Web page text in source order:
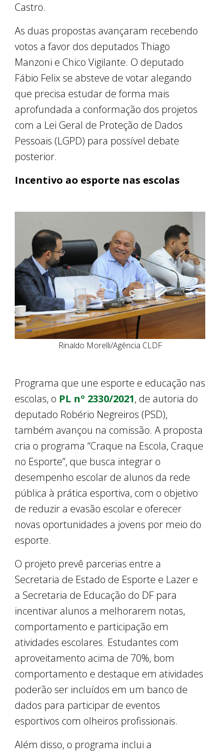
Castro.
As duas propostas avançaram recebendo
votos a favor dos deputados Thiago
Manzoni e Chico Vigilante. O deputado
Fábio Felix se absteve de votar alegando
que precisa estudar de forma mais
aprofundada a conformação dos projetos
com a Lei Geral de Proteção de Dados
Pessoais (LGPD) para possível debate
posterior.
Incentivo ao esporte nas escolas
Rinaldo Morelli/Agência CLDF
Programa que une esporte e educação nas
escolas, o PL nº 2330/2021, de autoria do
deputado Robério Negreiros (PSD),
também avançou na comissão. A proposta
cria o programa “Craque na Escola, Craque
no Esporte”, que busca integrar o
desempenho escolar de alunos da rede
pública à prática esportiva, com o objetivo
de reduzir a evasão escolar e oferecer
novas oportunidades a jovens por meio do
esporte.
O projeto prevê parcerias entre a
Secretaria de Estado de Esporte e Lazer e
a Secretaria de Educação do DF para
incentivar alunos a melhorarem notas,
comportamento e participação em
atividades escolares. Estudantes com
aproveitamento acima de 70%, bom
comportamento e destaque em atividades
poderão ser incluídos em um banco de
dados para participar de eventos
esportivos com olheiros profissionais.
Além disso, o programa inclui a